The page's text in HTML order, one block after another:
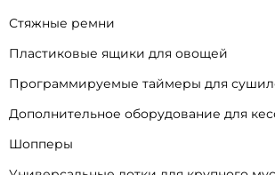
Стяжные ремни
Пластиковые ящики для овощей
Программируемые таймеры для
Дополнительное оборудование для
Шопперы